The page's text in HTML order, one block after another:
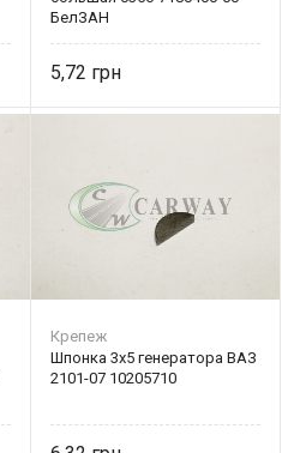
БелЗАН
5,72
Крепеж
Шпонка 3х5 генератора ВАЗ
2101-07 10205710